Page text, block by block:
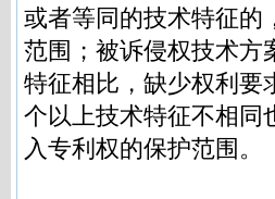
或者等同的技术特征的
范围；被诉侵权技术方
特征相比，缺少权利要
个以上技术特征不相同
入专利权的保护范围。